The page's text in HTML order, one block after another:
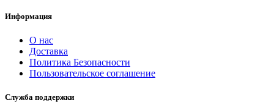
Информация
О нас
Доставка
Политика Безопасности
Пользовательское соглашение
Служба поддержки